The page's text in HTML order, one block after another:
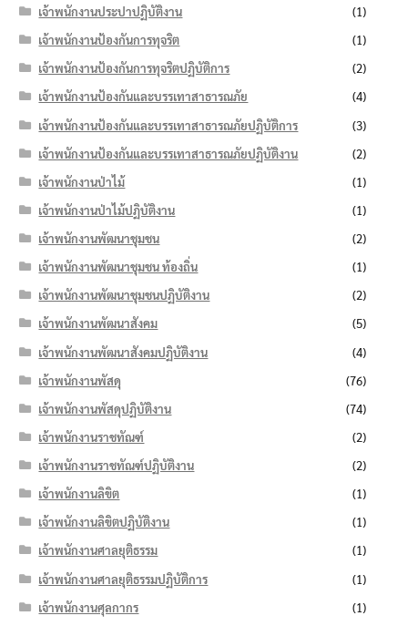
เจ้าพนักงานประปาปฏิบัติงาน
(1)
เจ้าพนักงานป้องกันการทุจริต
(1)
เจ้าพนักงานป้องกันการทุจริตปฏิบัติการ
(2)
เจ้าพนักงานป้องกันและบรรเทาสาธารณภัย
(4)
เจ้าพนักงานป้องกันและบรรเทาสาธารณภัยปฏิบัติการ
(3)
เจ้าพนักงานป้องกันและบรรเทาสาธารณภัยปฏิบัติงาน
(2)
เจ้าพนักงานป่าไม้
(1)
เจ้าพนักงานป่าไม้ปฏิบัติงาน
(1)
เจ้าพนักงานพัฒนาชุมชน
(2)
เจ้าพนักงานพัฒนาชุมชน ท้องถิ่น
(1)
เจ้าพนักงานพัฒนาชุมชนปฏิบัติงาน
(2)
เจ้าพนักงานพัฒนาสังคม
(5)
เจ้าพนักงานพัฒนาสังคมปฏิบัติงาน
(4)
เจ้าพนักงานพัสดุ
(76)
เจ้าพนักงานพัสดุปฏิบัติงาน
(74)
เจ้าพนักงานราชทัณฑ์
(2)
เจ้าพนักงานราชทัณฑ์ปฏิบัติงาน
(2)
เจ้าพนักงานลิขิต
(1)
เจ้าพนักงานลิขิตปฏิบัติงาน
(1)
เจ้าพนักงานศาลยุติธรรม
(1)
เจ้าพนักงานศาลยุติธรรมปฏิบัติการ
(1)
เจ้าพนักงานศุลกากร
(1)